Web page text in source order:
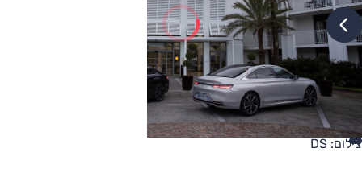
צילום: DS